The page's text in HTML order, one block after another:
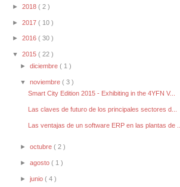
► 2018 ( 2 )
► 2017 ( 10 )
► 2016 ( 30 )
▼ 2015 ( 22 )
►diciembre( 1 )
▼noviembre( 3 )
Smart City Edition 2015 - Exhibiting in the 4YFN V...
Las claves de futuro de los principales sectores d...
Las ventajas de un software ERP en las plantas de ...
►octubre( 2 )
►agosto( 1 )
►junio( 4 )